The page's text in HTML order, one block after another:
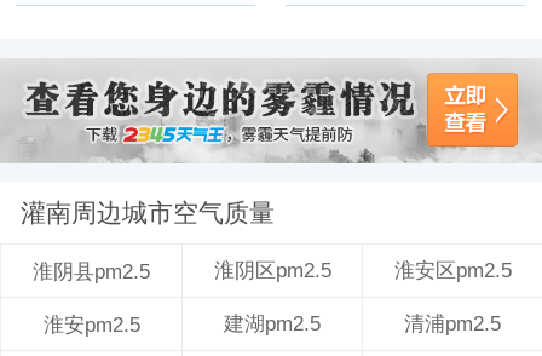
灌南周边城市空气质量
淮阴县pm2.5 淮阴区pm2.5 淮安区pm2.5
淮安pm2.5 建湖pm2.5 清浦pm2.5